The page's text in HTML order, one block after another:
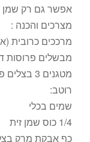
אפשר גם רק שמן
מצרכים והכנה :
מרככים כרובית
מבשלים פרוסות דקות מ-4
מטגנים 3 בצלים פרוסים – להזהיב
רוטב:
שמים בכלי
1/4 כוס שמן זית
כף אבקת מרק